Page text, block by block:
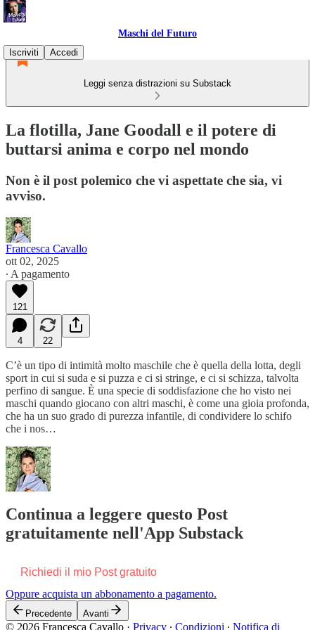
Maschi del Futuro
Iscriviti
Accedi
Leggi senza distrazioni su Substack
La flotilla, Jane Goodall e il potere di
buttarsi anima e corpo nel mondo
Non è il post polemico che vi aspettate che sia, vi
avviso.
Francesca Cavallo
ott 02, 2025
∙ A pagamento
121
4 22
C’è un tipo di intimità molto maschile che è quella della lotta, degli
sport in cui si suda e si puzza e ci si stringe, e ci si schizza, talvolta
perfino di sangue. È una specie di soddisfazione che ho visto nei
maschi quando giocano con altri maschi, è come una gioia profonda,
che ha un suo grado di purezza infantile, di condividere lo schifo
che i nos…
Continua a leggere questo Post
gratuitamente nell'App Substack
Richiedi il mio Post gratuito
Oppure acquista un abbonamento a pagamento.
Precedente Avanti
© 2026 Francesca Cavallo · Privacy ∙ Condizioni ∙ Notifica di